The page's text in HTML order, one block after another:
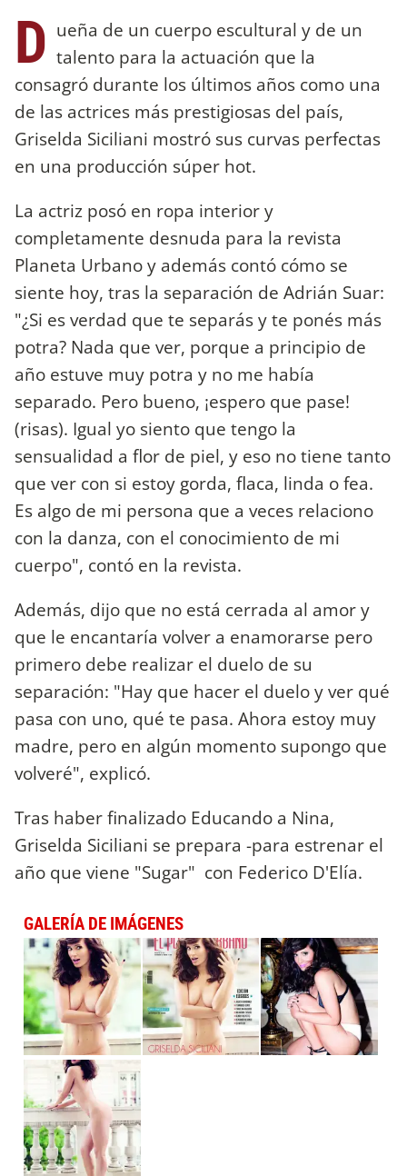
D ueña de un cuerpo escultural y de un
talento para la actuación que la
consagró durante los últimos años como una
de las actrices más prestigiosas del país,
Griselda Siciliani mostró sus curvas perfectas
en una producción súper hot.
La actriz posó en ropa interior y
completamente desnuda para la revista
Planeta Urbano y además contó cómo se
siente hoy, tras la separación de Adrián Suar:
"¿Si es verdad que te separás y te ponés más
potra? Nada que ver, porque a principio de
año estuve muy potra y no me había
separado. Pero bueno, ¡espero que pase!
(risas). Igual yo siento que tengo la
sensualidad a flor de piel, y eso no tiene tanto
que ver con si estoy gorda, flaca, linda o fea.
Es algo de mi persona que a veces relaciono
con la danza, con el conocimiento de mi
cuerpo", contó en la revista.
Además, dijo que no está cerrada al amor y
que le encantaría volver a enamorarse pero
primero debe realizar el duelo de su
separación: "Hay que hacer el duelo y ver qué
pasa con uno, qué te pasa. Ahora estoy muy
madre, pero en algún momento supongo que
volveré", explicó.
Tras haber finalizado Educando a Nina,
Griselda Siciliani se prepara -para estrenar el
año que viene "Sugar" con Federico D'Elía.
GALERÍA DE IMÁGENES